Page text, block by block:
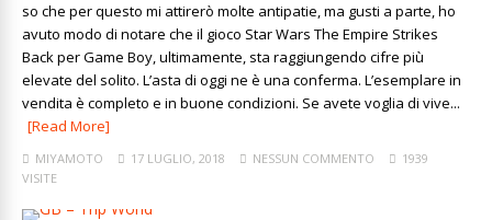
so che per questo mi attirerò molte antipatie, ma gusti a parte, ho
avuto modo di notare che il gioco Star Wars The Empire Strikes
Back per Game Boy, ultimamente, sta raggiungendo cifre più
elevate del solito. L’asta di oggi ne è una conferma. L’esemplare in
vendita è completo e in buone condizioni. Se avete voglia di vive...
[Read More]
MIYAMOTO 17 LUGLIO, 2018 NESSUN COMMENTO
1939
VISITE